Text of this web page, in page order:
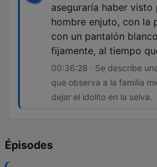
aseguraría haber visto
hombre enjuto, con la
con un pantalón
fijamente, al tiempo
00:36:28 · Se describe
que observa a la familia
dejar el idolito en la selva.
Épisodes